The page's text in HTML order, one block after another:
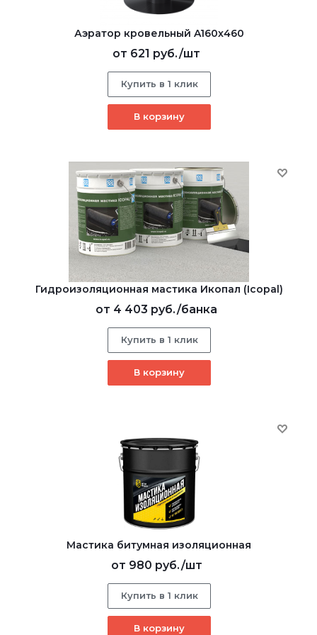
Аэратор кровельный A160x460
от 621 руб./шт
Купить в 1 клик
В корзину
Гидроизоляционная мастика Икопал (Icopal)
от 4 403 руб./банка
Купить в 1 клик
В корзину
Мастика битумная изоляционная
от 980 руб./шт
Купить в 1 клик
В корзину